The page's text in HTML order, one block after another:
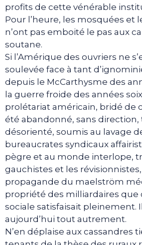
profits de cette vénérable
Pour l’heure, les mosquées et
n’ont pas emboité le pas aux
soutane.
Si l’Amérique des ouvriers ne
soulevée face à tant
depuis le McCarthysme des
la guerre froide des années
prolétariat américain, bridé de
été abandonné, sans
désorienté, soumis au lavage
bureaucrates syndicaux
pègre et au monde interlope,
gauchistes et les
propagande du maelström
propriété des milliardaires que
sociale satisfaisait pleinement.
aujourd’hui tout autrement.
N’en déplaise aux cassandres